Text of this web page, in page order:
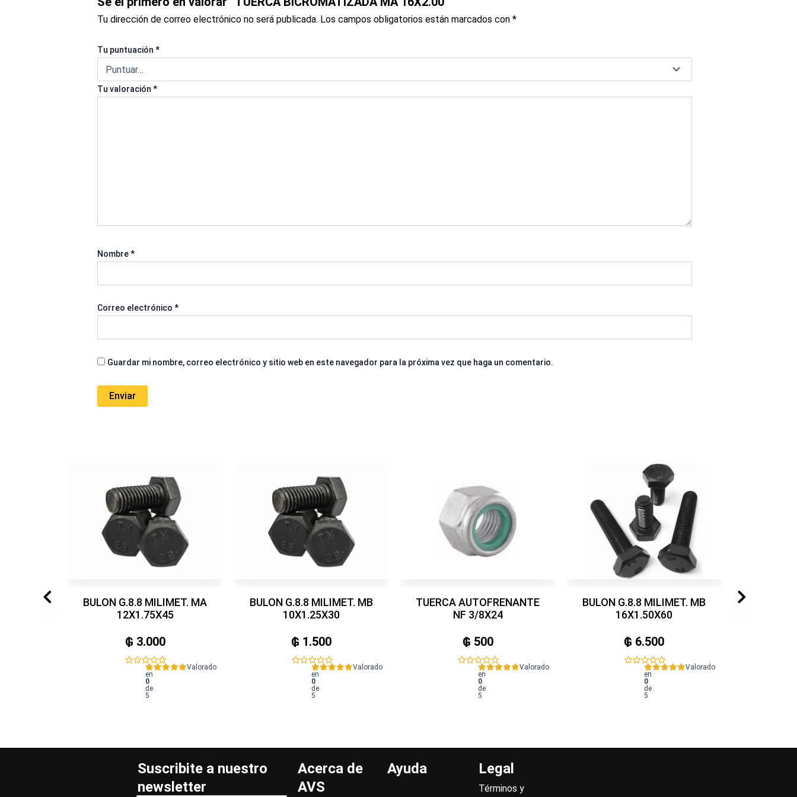
Tu dirección de correo electrónico no será publicada. Los campos obligatorios están marcados con*
Tu puntuación*
Tu valoración*
Nombre*
Correo electrónico*
Guardar mi nombre, correo electrónico y sitio web en este navegador para la próxima vez que haga un comentario.
BULON G.8.8 MILIMET. MA
12X1.75X45
₲ 3.000
Valorado
en
0
de
5
BULON G.8.8 MILIMET. MB
10X1.25X30
₲ 1.500
Valorado
en
0
de
5
TUERCA AUTOFRENANTE
NF 3/8X24
₲ 500
Valorado
en
0
de
5
BULON G.8.8 MILIMET. MB
16X1.50X60
₲ 6.500
Valorado
en
0
de
5
Suscribite a nuestro
newsletter
Acerca de
AVS
Ayuda Legal
Términos y